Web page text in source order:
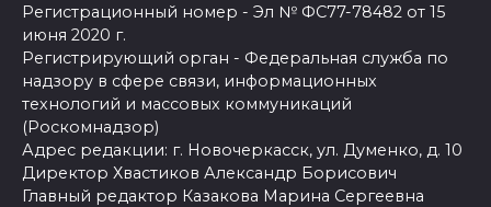
Регистрационный номер - Эл № ФС77-78482 от 15
июня 2020 г.
Регистрирующий орган - Федеральная служба по
надзору в сфере связи, информационных
технологий и массовых коммуникаций
(Роскомнадзор)
Адрес редакции: г. Новочеркасск, ул. Думенко, д. 10
Директор Хвастиков Александр Борисович
Главный редактор Казакова Марина Сергеевна